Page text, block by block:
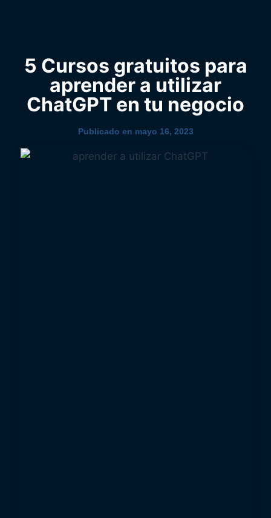
5 Cursos gratuitos para
aprender a utilizar
ChatGPT en tu negocio
Publicado en mayo 16, 2023